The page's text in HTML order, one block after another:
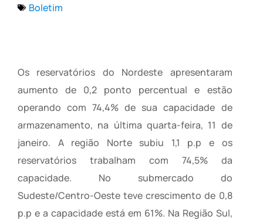
Boletim
Os reservatórios do Nordeste apresentaram
aumento de 0,2 ponto percentual e estão
operando com 74,4% de sua capacidade de
armazenamento, na última quarta-feira, 11 de
janeiro. A região Norte subiu 1,1 p.p e os
reservatórios trabalham com 74,5% da
capacidade. No submercado do
Sudeste/Centro-Oeste teve crescimento de 0,8
p.p e a capacidade está em 61%. Na Região Sul,